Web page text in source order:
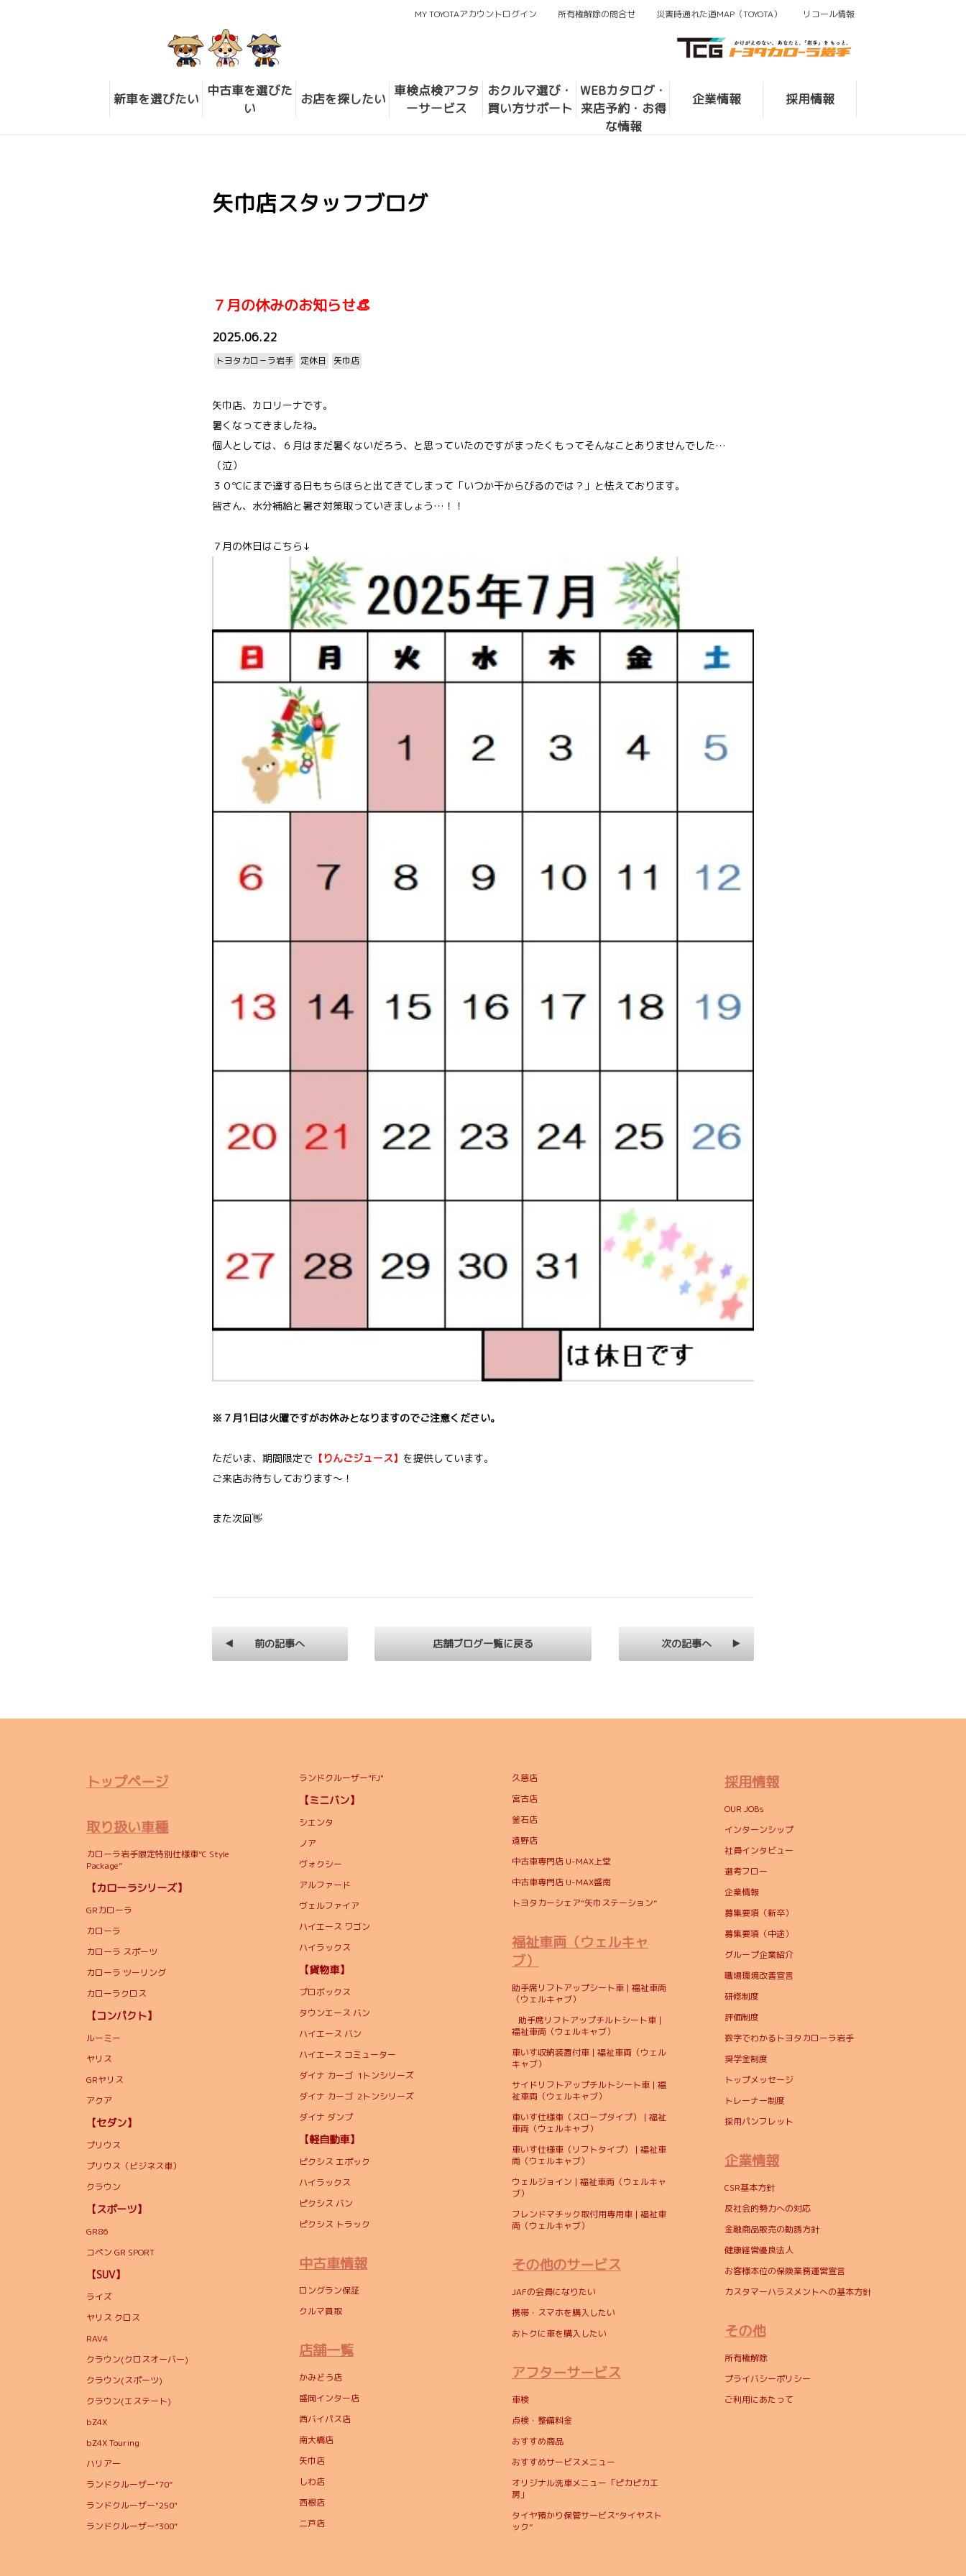
新車を選びたい
中古車を選びた
い
お店を探したい
車検点検アフタ
ーサービス
おクルマ選び・
買い方サポート
WEBカタログ・
来店予約・お得
な情報
企業情報 採用情報
MY TOYOTAアカウントログイン 所有権解除の問合せ 災害時通れた道MAP（TOYOTA） リコール情報
矢巾店スタッフブログ
７月の休みのお知らせ👒
2025.06.22
トヨタカロ－ラ岩手 定休日 矢巾店
矢巾店、カロリーナです。
暑くなってきましたね。
個人としては、６月はまだ暑くないだろう、と思っていたのですがまったくもってそんなことありませんでした…
（泣）
３０℃にまで達する日もちらほらと出てきてしまって「いつか干からびるのでは？」と怯えております。
皆さん、水分補給と暑さ対策取っていきましょう…！！
７月の休日はこちら↓
※７月1日は火曜ですがお休みとなりますのでご注意ください。
ただいま、期間限定で 【りんごジュース】 を提供しています。
ご来店お待ちしております～！
また次回👋
前の記事へ 店舗ブログ一覧に戻る 次の記事へ
トップページ
取り扱い車種
カローラ岩手限定特別仕様車”C Style
Package”
【カローラシリーズ】
GRカローラ
カローラ
カローラ スポーツ
カローラ ツーリング
カローラクロス
【コンパクト】
ルーミー
ヤリス
GRヤリス
アクア
【セダン】
プリウス
プリウス（ビジネス車）
クラウン
【スポーツ】
GR86
コペン GR SPORT
【SUV】
ライズ
ヤリス クロス
RAV4
クラウン(クロスオーバー)
クラウン(スポーツ)
クラウン(エステート)
bZ4X
bZ4X Touring
ハリアー
ランドクルーザー"70”
ランドクルーザー"250"
ランドクルーザー“300”
ランドクルーザー"FJ"
【ミニバン】
シエンタ
ノア
ヴォクシー
アルファード
ヴェルファイア
ハイエース ワゴン
ハイラックス
【貨物車】
プロボックス
タウンエース バン
ハイエース バン
ハイエース コミューター
ダイナ カーゴ 1トンシリーズ
ダイナ カーゴ 2トンシリーズ
ダイナ ダンプ
【軽自動車】
ピクシス エポック
ハイラックス
ピクシス バン
ピクシス トラック
中古車情報
ロングラン保証
クルマ買取
店舗一覧
かみどう店
盛岡インター店
西バイパス店
南大橋店
矢巾店
しわ店
西根店
二戸店
久慈店
宮古店
釜石店
遠野店
中古車専門店 U-MAX上堂
中古車専門店 U-MAX盛南
トヨタカーシェア”矢巾ステーション”
福祉車両（ウェルキャ
ブ）
助手席リフトアップシート車 | 福祉車両
（ウェルキャブ）
助手席リフトアップチルトシート車 |
福祉車両（ウェルキャブ）
車いす収納装置付車 | 福祉車両（ウェル
キャブ）
サイドリフトアップチルトシート車 | 福
祉車両（ウェルキャブ）
車いす仕様車（スロープタイプ） | 福祉
車両（ウェルキャブ）
車いす仕様車（リフトタイプ） | 福祉車
両（ウェルキャブ）
ウェルジョイン | 福祉車両（ウェルキャ
ブ）
フレンドマチック取付用専用車 | 福祉車
両（ウェルキャブ）
その他のサービス
JAFの会員になりたい
携帯・スマホを購入したい
おトクに車を購入したい
アフターサービス
車検
点検・整備料金
おすすめ商品
おすすめサービスメニュー
オリジナル洗車メニュー「ピカピカ工
房」
タイヤ預かり保管サービス”タイヤスト
ック”
採用情報
OUR JOBs
インターンシップ
社員インタビュー
選考フロー
企業情報
募集要項（新卒）
募集要項（中途）
グループ企業紹介
職場環境改善宣言
研修制度
評価制度
数字でわかるトヨタカローラ岩手
奨学金制度
トップメッセージ
トレーナー制度
採用パンフレット
企業情報
CSR基本方針
反社会的勢力への対応
金融商品販売の勧誘方針
健康経営優良法人
お客様本位の保険業務運営宣言
カスタマーハラスメントへの基本方針
その他
所有権解除
プライバシーポリシー
ご利用にあたって